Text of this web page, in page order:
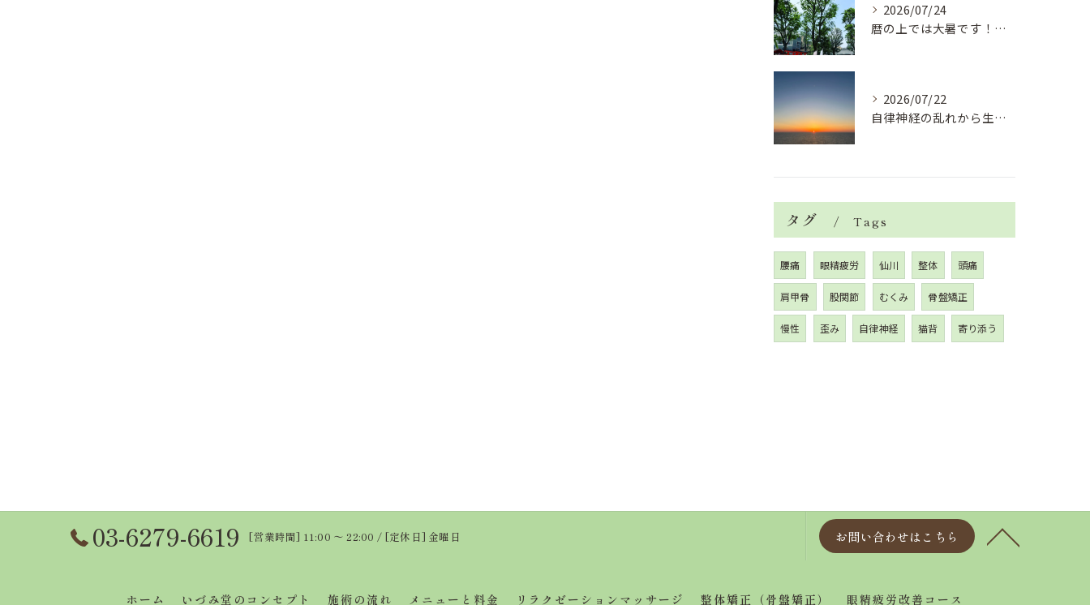
2026/07/24
暦の上では大暑です！腰痛や肩こりから来る頭痛
2026/07/22
自律神経の乱れから生活習慣病、血液循環の滞り
タグ Tags
腰痛 眼精疲労 仙川 整体 頭痛
肩甲骨 股関節 むくみ 骨盤矯正
慢性 歪み 自律神経 猫背 寄り添う
03-6279-6619 [営業時間] 11:00 〜 22:00 / [定休日] 金曜日 お問い合わせはこちら
ホーム いづみ堂のコンセプト 施術の流れ メニューと料金 リラクゼーションマッサージ 整体矯正（骨盤矯正） 眼精疲労改善コース